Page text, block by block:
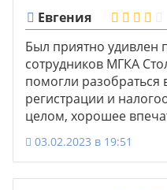
Евгения
Был приятно удивлен
сотрудников МГКА
помогли
регистрации и
целом, хорошее
03.02.2023 в 19:51